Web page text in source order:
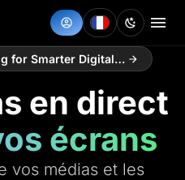
Camera & Live Streaming for Smarter Digital Signage
en direct
écrans
vos médias et les